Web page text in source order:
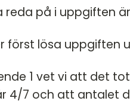
reda på i uppgiften
först lösa
1 vet vi att det
4/7 och att antalet